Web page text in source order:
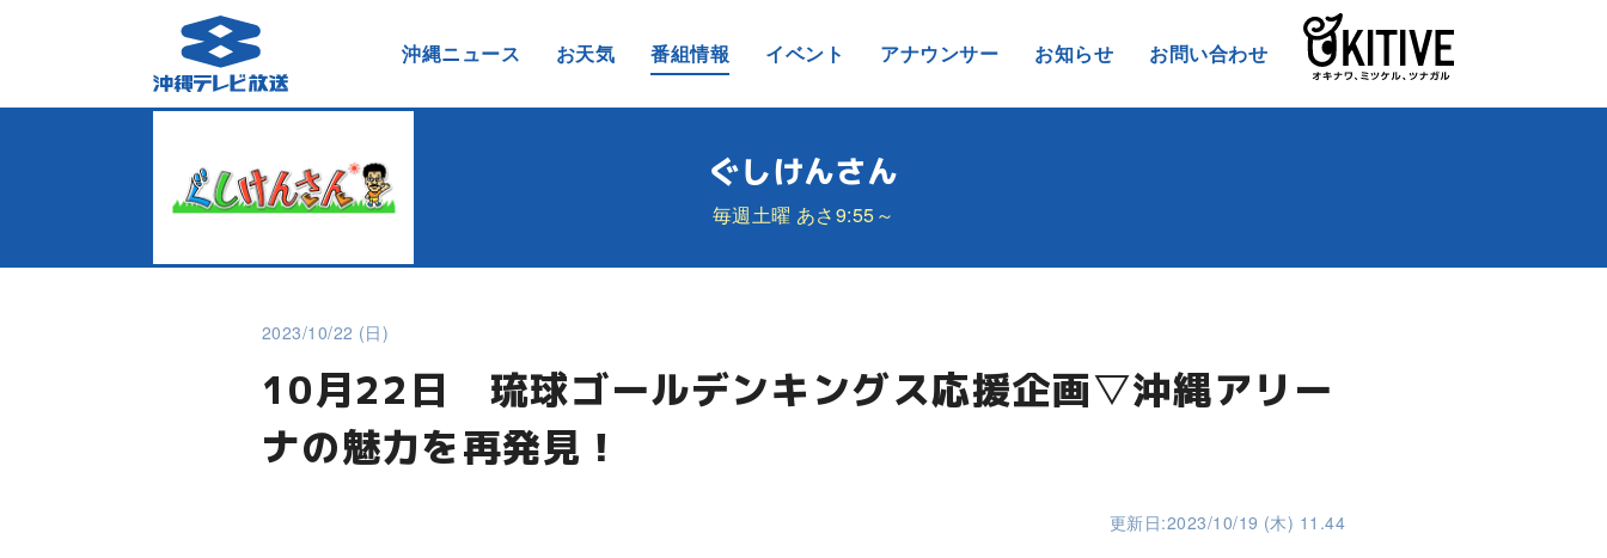
沖縄ニュース お天気 番組情報 イベント アナウンサー お知らせ お問い合わせ
ぐしけんさん
毎週土曜 あさ9:55～
2023/10/22 (日)
10月22日 琉球ゴールデンキングス応援企画▽沖縄アリー
ナの魅力を再発見！
更新日:2023/10/19 (木) 11.44